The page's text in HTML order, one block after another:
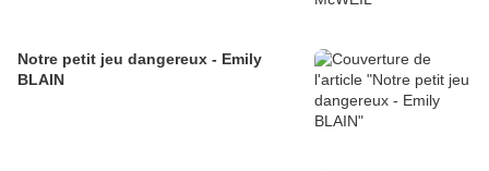
Notre petit jeu dangereux - Emily
BLAIN